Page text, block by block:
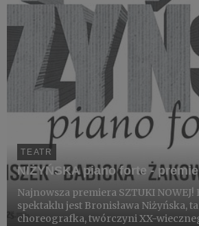
TEATR
NIŻYŃSKA piano forte -
Najnowsza premiera SZTUKI NOWEJ!
spektaklu jest Bronisława Niżyńska,
choreografka, twórczyni XX-